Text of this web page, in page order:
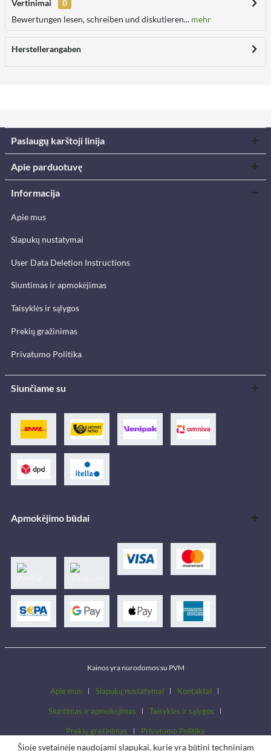
Vertinimai
0
Bewertungen lesen, schreiben und diskutieren... mehr
Herstellerangaben
Paslaugų karštoji linija
Apie parduotuvę
Informacija
Apie mus
Slapukų nustatymai
User Data Deletion Instructions
Siuntimas ir apmokėjimas
Taisyklės ir sąlygos
Prekių gražinimas
Privatumo Politika
Siunčiame su
Apmokėjimo būdai
Kainos yra nurodomos su PVM
Apie mus Slapukų nustatymai Kontaktai
Siuntimas ir apmokėjimas Taisyklės ir sąlygos
Prekių gražinimas Privatumo Politika
Šioje svetainėje naudojami slapukai, kurie yra būtini techniniam